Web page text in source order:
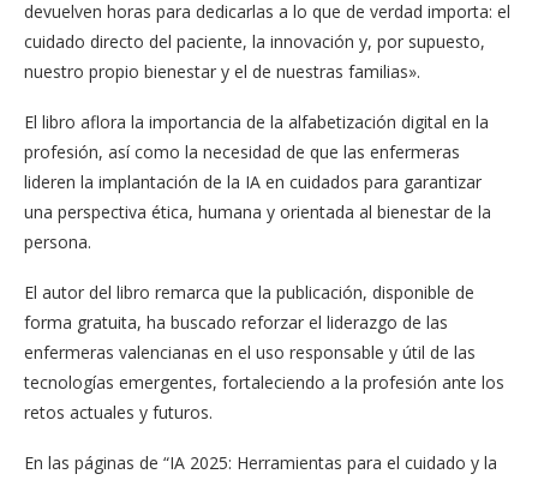
devuelven horas para dedicarlas a lo que de verdad importa: el
cuidado directo del paciente, la innovación y, por supuesto,
nuestro propio bienestar y el de nuestras familias».
El libro aflora la importancia de la alfabetización digital en la
profesión, así como la necesidad de que las enfermeras
lideren la implantación de la IA en cuidados para garantizar
una perspectiva ética, humana y orientada al bienestar de la
persona.
El autor del libro remarca que la publicación, disponible de
forma gratuita, ha buscado reforzar el liderazgo de las
enfermeras valencianas en el uso responsable y útil de las
tecnologías emergentes, fortaleciendo a la profesión ante los
retos actuales y futuros.
En las páginas de “IA 2025: Herramientas para el cuidado y la